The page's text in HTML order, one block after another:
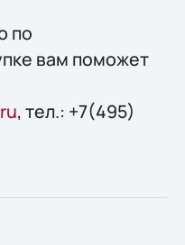
по
вам поможет
, тел.: +7(495)